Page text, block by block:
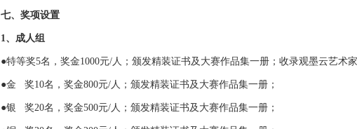
七、奖项设置
1、成人组
●特等奖5名，奖金1000元/人；颁发精装证书及大赛作品集一册；收录观墨云艺术家
●金 奖10名，奖金800元/人；颁发精装证书及大赛作品集一册；
●银 奖20名，奖金500元/人；颁发精装证书及大赛作品集一册；